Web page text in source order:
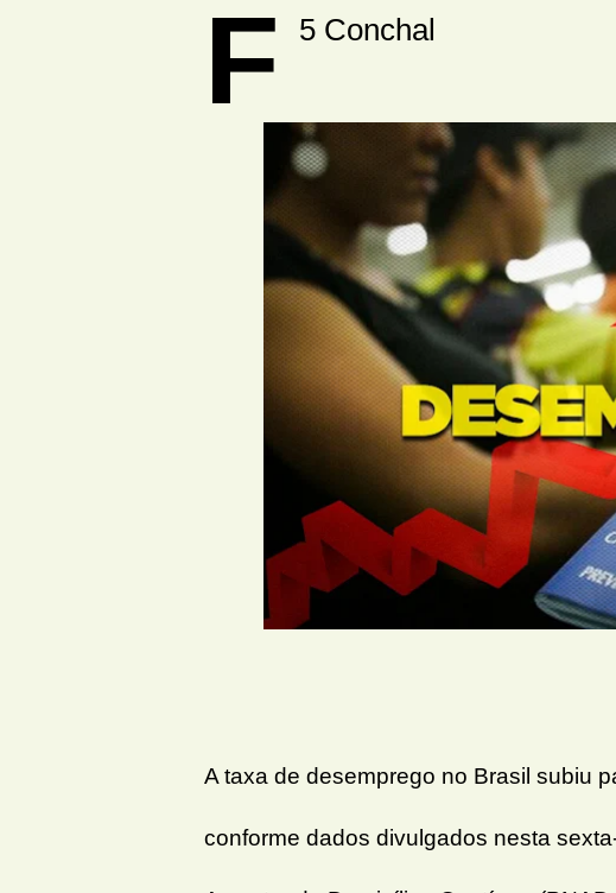
F 5 Conchal
A taxa de desemprego no Brasil subiu
conforme dados divulgados nesta